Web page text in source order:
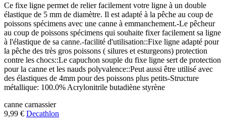
Ce fixe ligne permet de relier facilement votre ligne à un double
élastique de 5 mm de diamètre. Il est adapté à la pêche au coup de
poissons spécimens avec une canne à emmanchement.-Le pêcheur
au coup de poissons spécimens qui souhaite fixer facilement sa ligne
à l'élastique de sa canne.-facilité d'utilisation::Fixe ligne adapté pour
la pêche des très gros poissons ( silures et esturgeons) protection
contre les chocs::Le capuchon souple du fixe ligne sert de protection
pour la canne et les nauds polyvalence::Peut aussi être utilisé avec
des élastiques de 4mm pour des poissons plus petits-Structure
métallique: 100.0% Acrylonitrile butadiène styrène
canne carnassier
9,99 € Decathlon